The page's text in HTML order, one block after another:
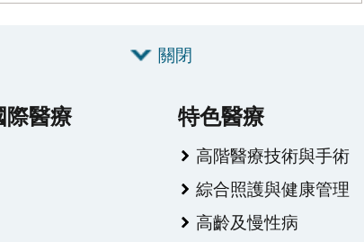
關閉
際醫療 特色醫療
高階醫療技術與手術
綜合照護與健康管理
高齡及慢性病